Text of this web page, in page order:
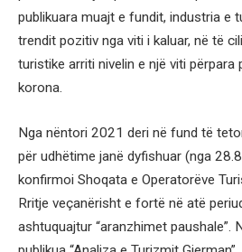
publikuara muajt e fundit, industria e
trendit pozitiv nga viti i kaluar, në të
turistike arriti nivelin e një viti përpara
korona.
Nga nëntori 2021 deri në fund të
për udhëtime janë dyfishuar (nga
konfirmoi Shoqata e Operatorëve
Rritje veçanërisht e fortë në atë
ashtuquajtur “aranzhimet paushale”.